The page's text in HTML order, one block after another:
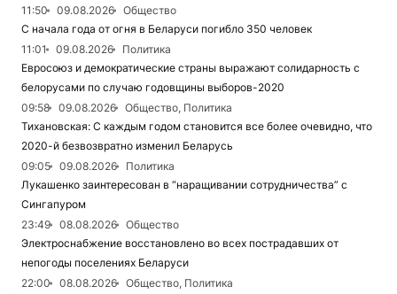
11:50
09.08.2026
Общество
С начала года от огня в Беларуси погибло 350 человек
11:01
09.08.2026
Политика
Евросоюз и демократические страны выражают солидарность с
белорусами по случаю годовщины выборов-2020
09:58
09.08.2026
Общество, Политика
Тихановская: С каждым годом становится все более очевидно, что
2020-й безвозвратно изменил Беларусь
09:05
09.08.2026
Политика
Лукашенко заинтересован в “наращивании сотрудничества” с
Сингапуром
23:49
08.08.2026
Общество
Электроснабжение восстановлено во всех пострадавших от
непогоды поселениях Беларуси
22:00
08.08.2026
Общество, Политика